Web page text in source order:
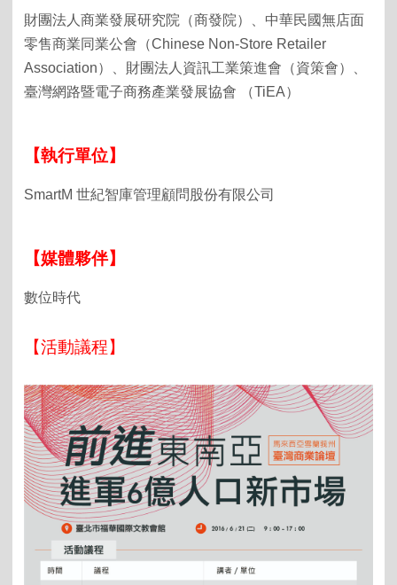
財團法人商業發展研究院（商發院）、中華民國無店面
零售商業同業公會（Chinese Non-Store Retailer
Association）、財團法人資訊工業策進會（資策會）、
臺灣網路暨電子商務產業發展協會 （TiEA）
【執行單位】
SmartM 世紀智庫管理顧問股份有限公司
【媒體夥伴】
數位時代
【活動議程】